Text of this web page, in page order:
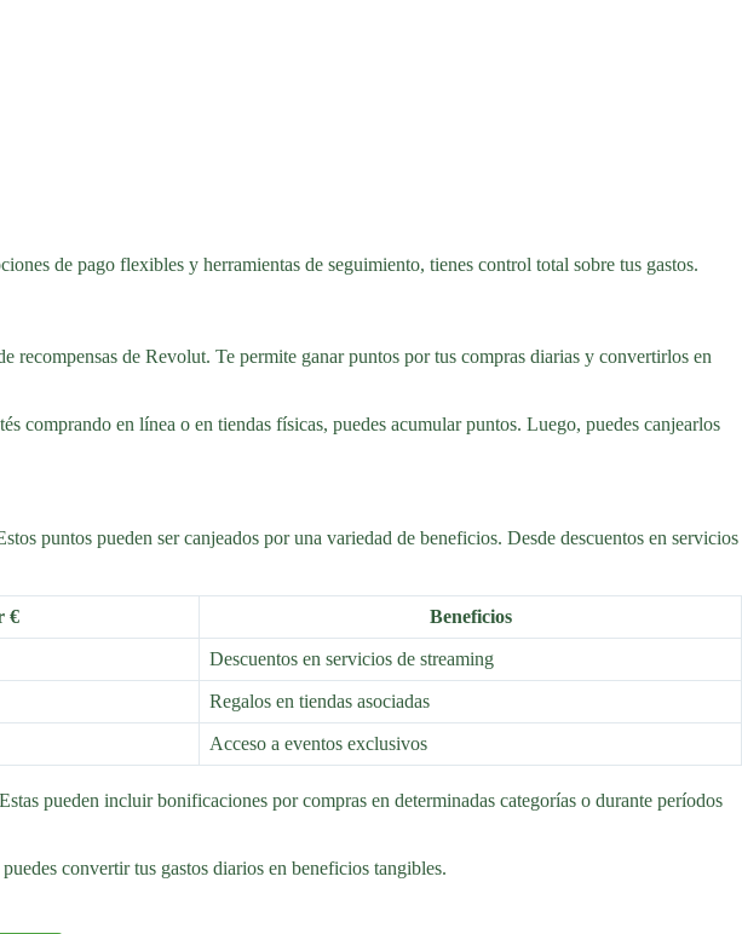
de pago flexibles y herramientas de seguimiento, tienes control total sobre tus gastos.
recompensas de Revolut. Te permite ganar puntos por tus compras diarias y convertirlos en
comprando en línea o en tiendas físicas, puedes acumular puntos. Luego, puedes canjearlos
puntos pueden ser canjeados por una variedad de beneficios. Desde descuentos en servicios
€ Beneficios
Descuentos en servicios de streaming
Regalos en tiendas asociadas
Acceso a eventos exclusivos
pueden incluir bonificaciones por compras en determinadas categorías o durante períodos
convertir tus gastos diarios en beneficios tangibles.